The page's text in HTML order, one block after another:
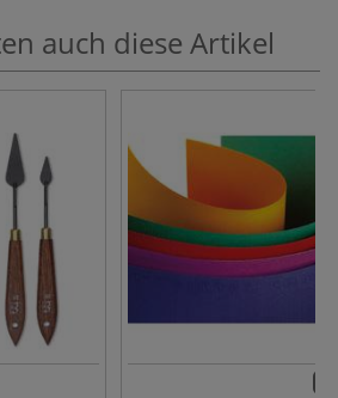
auch diese Artikel